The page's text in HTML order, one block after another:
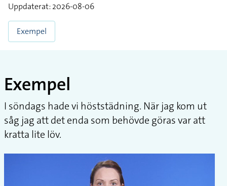
Uppdaterat: 2026-08-06
Exempel
Exempel
I söndags hade vi höststädning. När jag kom ut
såg jag att det enda som behövde göras var att
kratta lite löv.